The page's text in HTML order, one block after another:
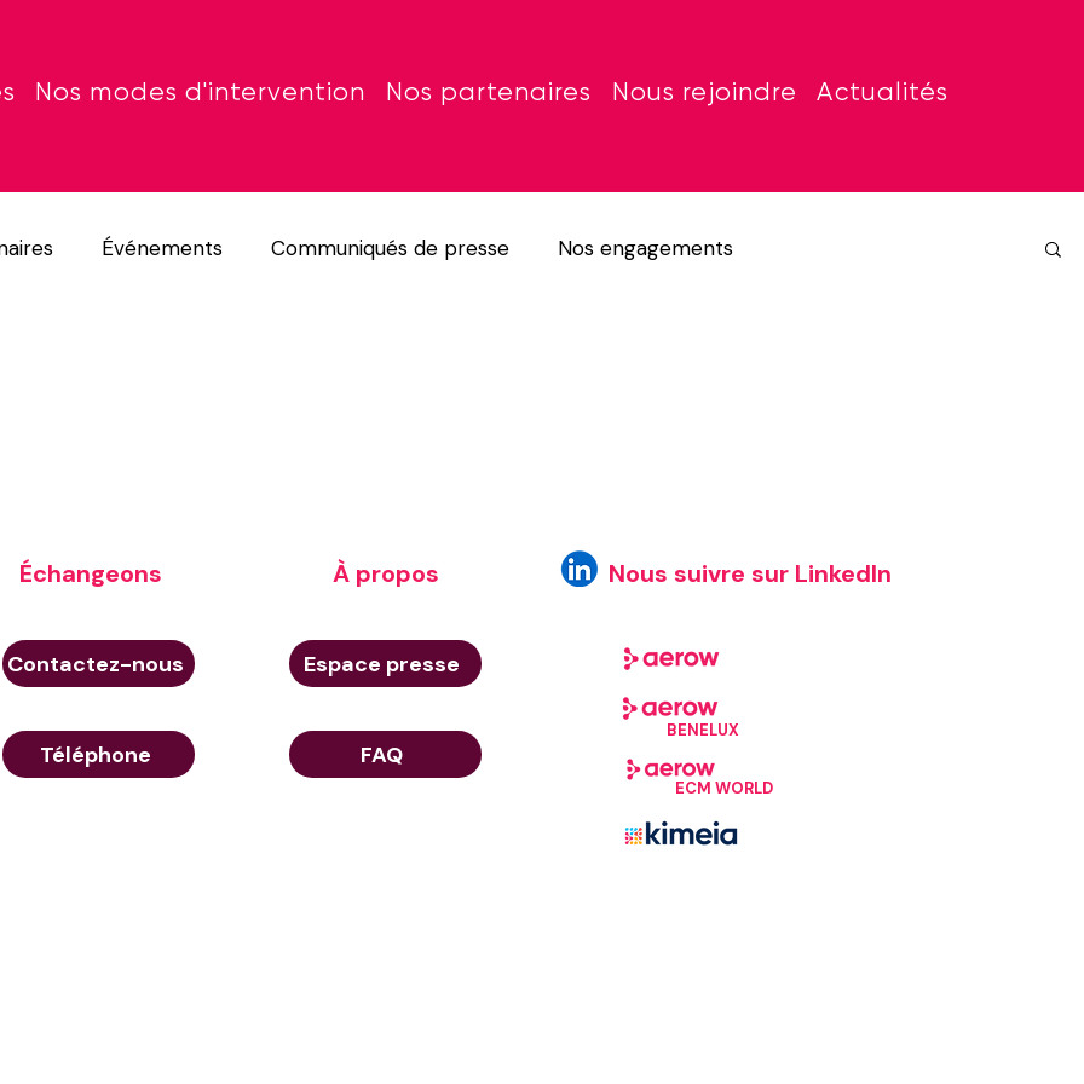
Nos modes d'intervention Nos partenaires Nous rejoindre Actualités
Événements Communiqués de presse Nos engagements
Échangeons
Contactez-nous
Téléphone
À propos
Espace presse
FAQ
Nous suivre sur LinkedIn
BENELUX
ECM WORLD